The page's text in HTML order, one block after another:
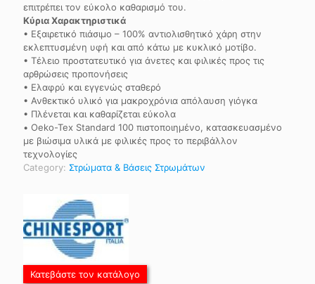
επιτρέπει τον εύκολο καθαρισμό του.
Κύρια Χαρακτηριστικά
• Εξαιρετικό πιάσιμο – 100% αντιολισθητικό χάρη στην
εκλεπτυσμένη υφή και από κάτω με κυκλικό μοτίβο.
• Τέλειο προστατευτικό για άνετες και φιλικές προς τις
αρθρώσεις προπονήσεις
• Ελαφρύ και εγγενώς σταθερό
• Ανθεκτικό υλικό για μακροχρόνια απόλαυση γιόγκα
• Πλένεται και καθαρίζεται εύκολα
• Oeko-Tex Standard 100 πιστοποιημένο, κατασκευασμένο
με βιώσιμα υλικά με φιλικές προς το περιβάλλον
τεχνολογίες
Category: Στρώματα & Βάσεις Στρωμάτων
Κατεβάστε τον κατάλογο